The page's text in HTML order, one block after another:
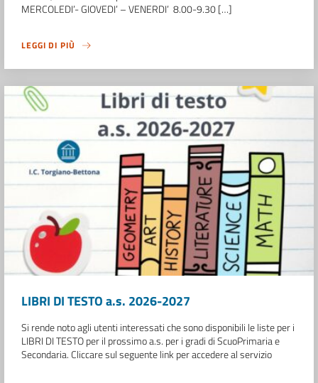
MERCOLEDI’- GIOVEDI’ – VENERDI’ 8.00-9.30 […]
LEGGI DI PIÙ
LIBRI DI TESTO a.s. 2026-2027
Si rende noto agli utenti interessati che sono disponibili le liste per i
LIBRI DI TESTO per il prossimo a.s. per i gradi di ScuoPrimaria e
Secondaria. Cliccare sul seguente link per accedere al servizio